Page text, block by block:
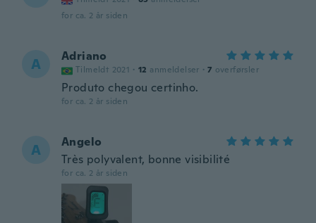
for ca. 2 år siden
A Adriano
Tilmeldt 2021 · 12 anmeldelser · 7 overførsler
Produto chegou certinho.
for ca. 2 år siden
A
Angelo
Très polyvalent, bonne visibilité
for ca. 2 år siden